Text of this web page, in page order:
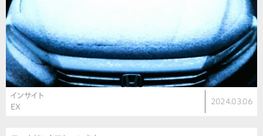
インサイト
EX
2024.03.06